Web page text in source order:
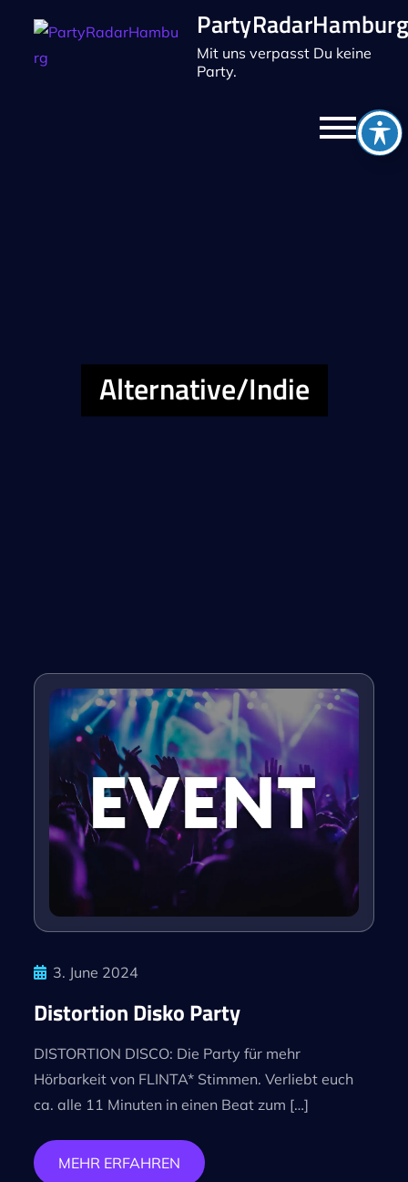
content
PartyRadarHamburg
Mit uns verpasst Du keine
Party.
Alternative/Indie
3. June 2024
Distortion Disko Party
DISTORTION DISCO: Die Party für mehr
Hörbarkeit von FLINTA* Stimmen. Verliebt euch
ca. alle 11 Minuten in einen Beat zum […]
MEHR ERFAHREN